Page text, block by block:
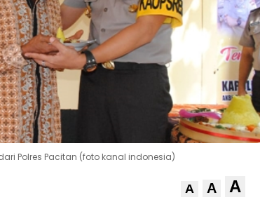
Polres Pacitan (foto kanal indonesia)
A A A